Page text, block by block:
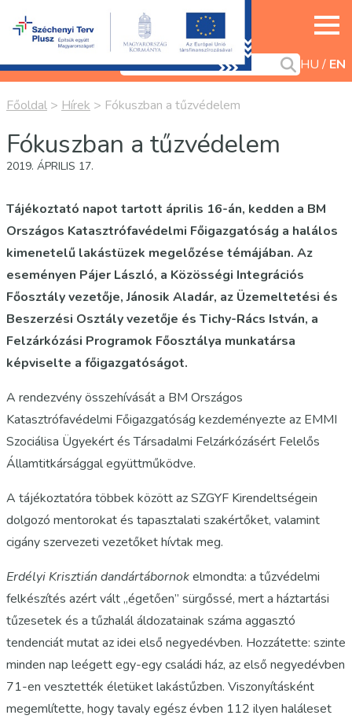
HU EN
Főoldal > Hírek > Fókuszban a tűzvédelem
Fókuszban a tűzvédelem
2019. ÁPRILIS 17.
Tájékoztató napot tartott április 16-án, kedden a BM
Országos Katasztrófavédelmi Főigazgatóság a halálos
kimenetelű lakástüzek megelőzése témájában. Az
eseményen Pájer László, a Közösségi Integrációs
Főosztály vezetője, Jánosik Aladár, az Üzemeltetési és
Beszerzési Osztály vezetője és Tichy-Rács István, a
Felzárkózási Programok Főosztálya munkatársa
képviselte a főigazgatóságot.
A rendezvény összehívását a BM Országos
Katasztrófavédelmi Főigazgatóság kezdeményezte az EMMI
Szociálisa Ügyekért és Társadalmi Felzárkózásért Felelős
Államtitkársággal együttműködve.
A tájékoztatóra többek között az SZGYF Kirendeltségein
dolgozó mentorokat és tapasztalati szakértőket, valamint
cigány szervezeti vezetőket hívtak meg.
Erdélyi Krisztián dandártábornokelmondta: a tűzvédelmi
felkészítés azért vált „égetően” sürgőssé, mert a háztartási
tűzesetek és a tűzhalál áldozatainak száma aggasztó
tendenciát mutat az idei első negyedévben. Hozzátette: szinte
minden nap leégett egy-egy családi ház, az első negyedévben
71-en vesztették életüket lakástűzben. Viszonyításként
megemlítette, hogy tavaly egész évben 112 ilyen haláleset